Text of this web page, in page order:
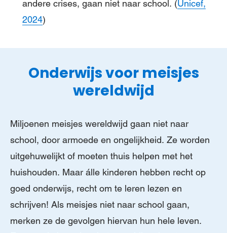
andere crises, gaan niet naar school. (Unicef,
2024)
Onderwijs voor meisjes
wereldwijd
Miljoenen meisjes wereldwijd gaan niet naar
school, door armoede en ongelijkheid. Ze worden
uitgehuwelijkt of moeten thuis helpen met het
huishouden. Maar álle kinderen hebben recht op
goed onderwijs, recht om te leren lezen en
schrijven! Als meisjes niet naar school gaan,
merken ze de gevolgen hiervan hun hele leven.